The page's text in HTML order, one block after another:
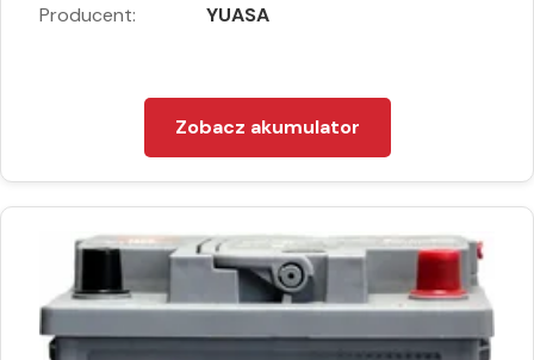
Producent: YUASA
Zobacz akumulator